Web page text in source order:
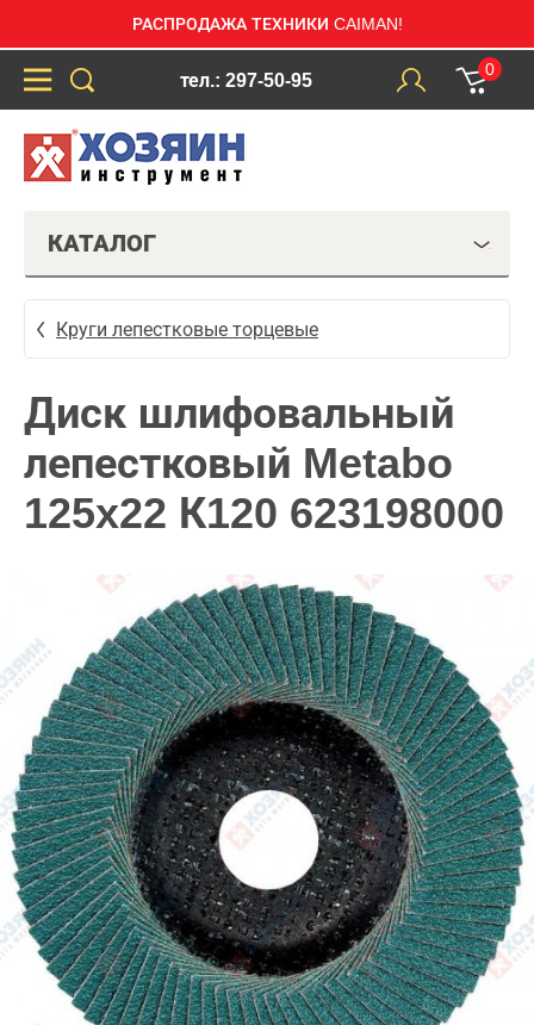
РАСПРОДАЖА ТЕХНИКИ CAIMAN!
тел.: 297-50-95
0
КАТАЛОГ
Круги лепестковые торцевые
Диск шлифовальный
лепестковый Metabo
125x22 К120 623198000